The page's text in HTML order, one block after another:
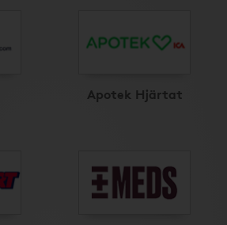
Apotek Hjärtat